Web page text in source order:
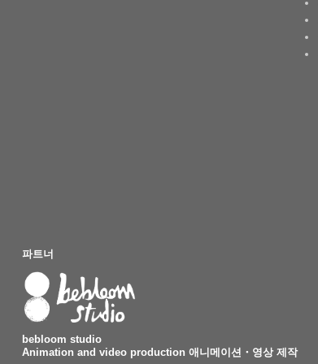
파트너
bebloom studio
Animation and video production 애니메이션・영상 제작